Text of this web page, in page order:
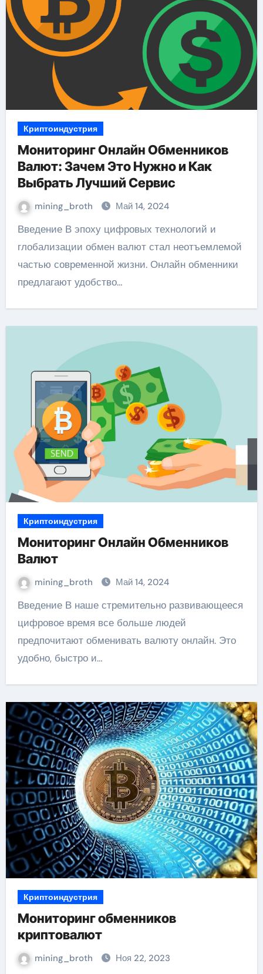
Криптоиндустрия
Мониторинг Онлайн Обменников
Валют: Зачем Это Нужно и Как
Выбрать Лучший Сервис
mining_broth Май 14, 2024
Введение В эпоху цифровых технологий и
глобализации обмен валют стал неотъемлемой
частью современной жизни. Онлайн обменники
предлагают удобство…
Криптоиндустрия
Мониторинг Онлайн Обменников
Валют
mining_broth Май 14, 2024
Введение В наше стремительно развивающееся
цифровое время все больше людей
предпочитают обменивать валюту онлайн. Это
удобно, быстро и…
Криптоиндустрия
Мониторинг обменников
криптовалют
mining_broth Ноя 22, 2023